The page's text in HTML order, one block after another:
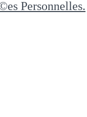
Personnelles.